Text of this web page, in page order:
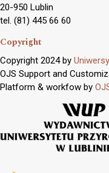
20-950 Lublin
tel. (81) 445 66 60
Copyright
Copyright 2024 by
OJS Support and
Platform & workfow by